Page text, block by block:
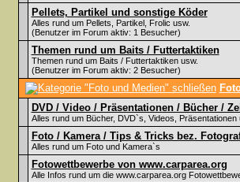
Pellets, Partikel und sonstige Köder
Alles rund um Pellets, Partikel, Frolic usw.
(Benutzer im Forum aktiv: 1 Besucher)
Themen rund um Baits / Futtertaktiken
Themen rund um Baits / Futtertaktiken usw.
(Benutzer im Forum aktiv: 2 Besucher)
DVD / Video / Präsentationen / Bücher /
Alles rund um Bücher, DVD`s, Videos, Präsentationen
Foto / Kamera / Tips & Tricks bez.
Alles rund um Foto und Kamera`s
Fotowettbewerbe von www.carparea.org
Alle Infos rund um die www.carparea.org